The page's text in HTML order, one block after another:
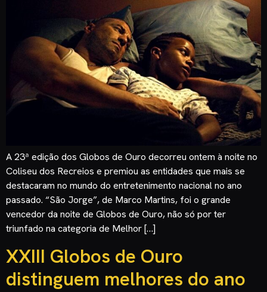
A 23ª edição dos Globos de Ouro decorreu ontem à noite no
Coliseu dos Recreios e premiou as entidades que mais se
destacaram no mundo do entretenimento nacional no ano
passado. “São Jorge”, de Marco Martins, foi o grande
vencedor da noite de Globos de Ouro, não só por ter
triunfado na categoria de Melhor […]
XXIII Globos de Ouro
distinguem melhores do ano